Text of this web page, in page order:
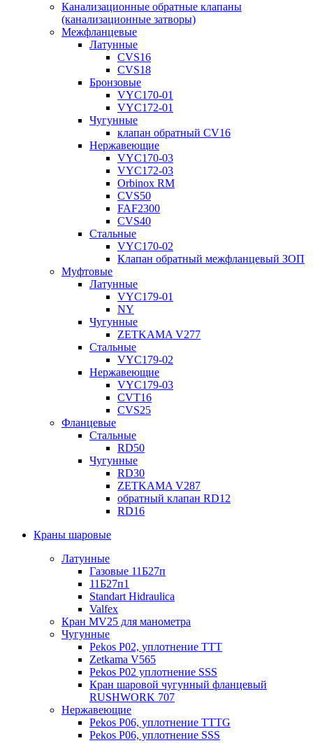
Канализационные обратные клапаны
(канализационные затворы)
Межфланцевые
Латунные
CVS16
CVS18
Бронзовые
VYC170-01
VYC172-01
Чугунные
клапан обратный CV16
Нержавеющие
VYC170-03
VYC172-03
Orbinox RM
CVS50
FAF2300
CVS40
Стальные
VYC170-02
Клапан обратный межфланцевый ЗОП
Муфтовые
Латунные
VYC179-01
NY
Чугунные
ZETKAMA V277
Стальные
VYC179-02
Нержавеющие
VYC179-03
CVT16
CVS25
Фланцевые
Стальные
RD50
Чугунные
RD30
ZETKAMA V287
обратный клапан RD12
RD16
Краны шаровые
Латунные
Газовые 11Б27п
11Б27п1
Standart Hidraulica
Valfex
Кран MV25 для манометра
Чугунные
Pekos P02, уплотнение ТТТ
Zetkama V565
Pekos P02 уплотнение SSS
Кран шаровой чугунный фланцевый
RUSHWORK 707
Нержавеющие
Pekos P06, уплотнение ТТТG
Pekos P06, уплотнение SSS